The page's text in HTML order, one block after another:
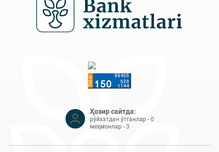
Ҳозир сайтда:
рўйхатдан ўтганлар - 0
меҳмонлар - 3